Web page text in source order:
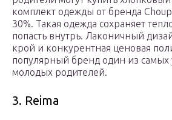
комплект одежды от бренда
30%. Такая одежда сохраняет
попасть внутрь. Лаконичный
крой и конкурентная ценовая
популярный бренд один из самых
молодых родителей.
3. Reima